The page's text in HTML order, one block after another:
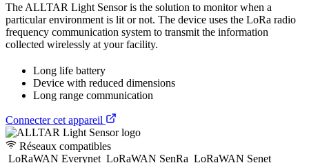
The ALLTAR Light Sensor is the solution to monitor when a
particular environment is lit or not. The device uses the LoRa radio
frequency communication system to transmit the information
collected wirelessly at your facility.
Long life battery
Device with reduced dimensions
Long range communication
Connecter cet appareil
Réseaux compatibles
LoRaWAN Everynet LoRaWAN SenRa LoRaWAN Senet